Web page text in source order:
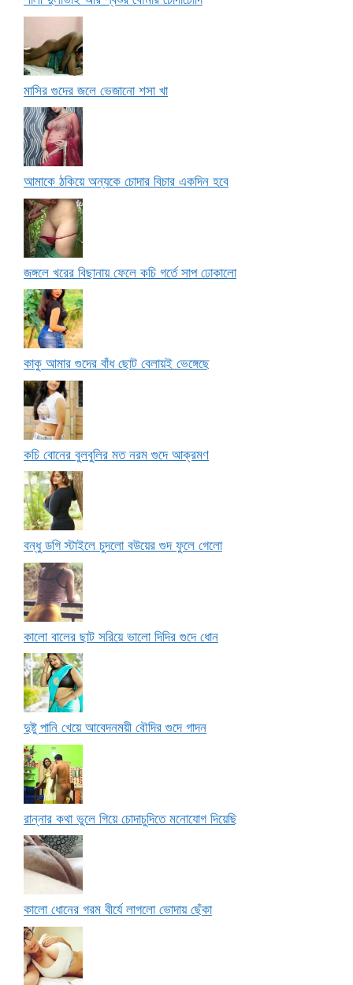
মাসির গুদের জলে ভেজানো শসা খা
আমাকে ঠকিয়ে অন্যকে চোদার বিচার একদিন হবে
জঙ্গলে খরের বিছানায় ফেলে কচি গর্তে সাপ ঢোকালো
কাকু আমার গুদের বাঁধ ছোট বেলায়ই ভেঙ্গেছে
কচি বোনের বুলবুলির মত নরম গুদে আক্রমণ
বন্ধু ডগি স্টাইলে চুদলো বউয়ের গুদ ফুলে গেলো
কালো বালের ছাট সরিয়ে ভালো দিদির গুদে ধোন
দুষ্টু পানি খেয়ে আবেদনময়ী বৌদির গুদে গাদন
রান্নার কথা ভুলে গিয়ে চোদাচুদিতে মনোযোগ দিয়েছি
কালো ধোনের গরম বীর্যে লাগলো ভোদায় ছেঁকা